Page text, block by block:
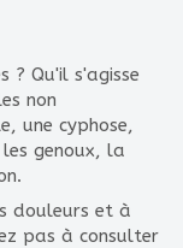
? Qu'il s'agisse
non
une cyphose,
genoux, la
douleurs et à
pas à consulter